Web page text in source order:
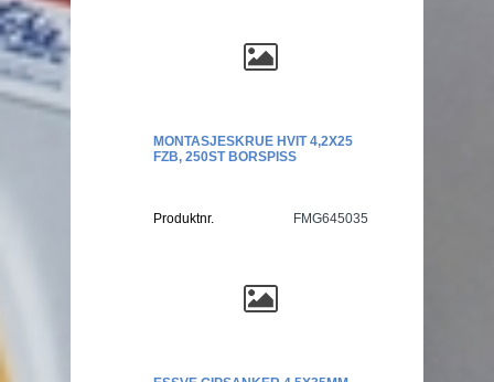
MONTASJESKRUE HVIT 4,2X25
FZB, 250ST BORSPISS
Produktnr. FMG645035